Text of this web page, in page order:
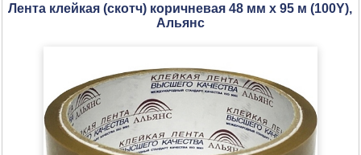
Лента клейкая (скотч) коричневая 48 мм х 95 м (100Y),
Альянс